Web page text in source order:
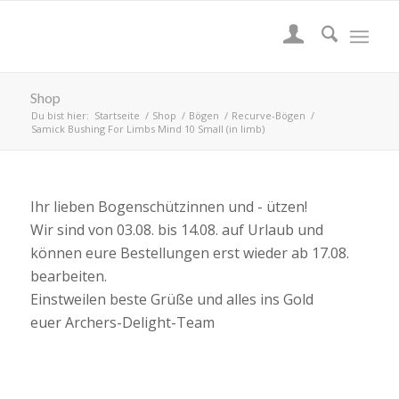
Shop
Du bist hier: Startseite / Shop / Bögen / Recurve-Bögen /
Samick Bushing For Limbs Mind 10 Small (in limb)
Ihr lieben Bogenschützinnen und - ützen!
Wir sind von 03.08. bis 14.08. auf Urlaub und
können eure Bestellungen erst wieder ab 17.08.
bearbeiten.
Einstweilen beste Grüße und alles ins Gold
euer Archers-Delight-Team